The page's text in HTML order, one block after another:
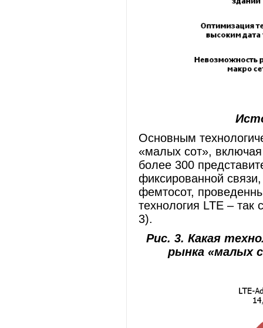
Основным
«малых сот»,
более 300
фиксированной
фемтосот,
технология LTE –
3).
Рис. 3. Какая
рынка «малых